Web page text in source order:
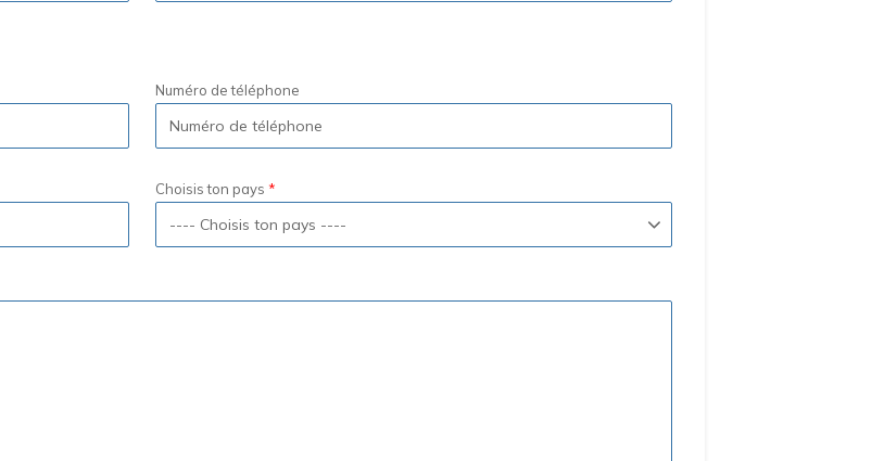
Numéro de téléphone
Choisis ton pays